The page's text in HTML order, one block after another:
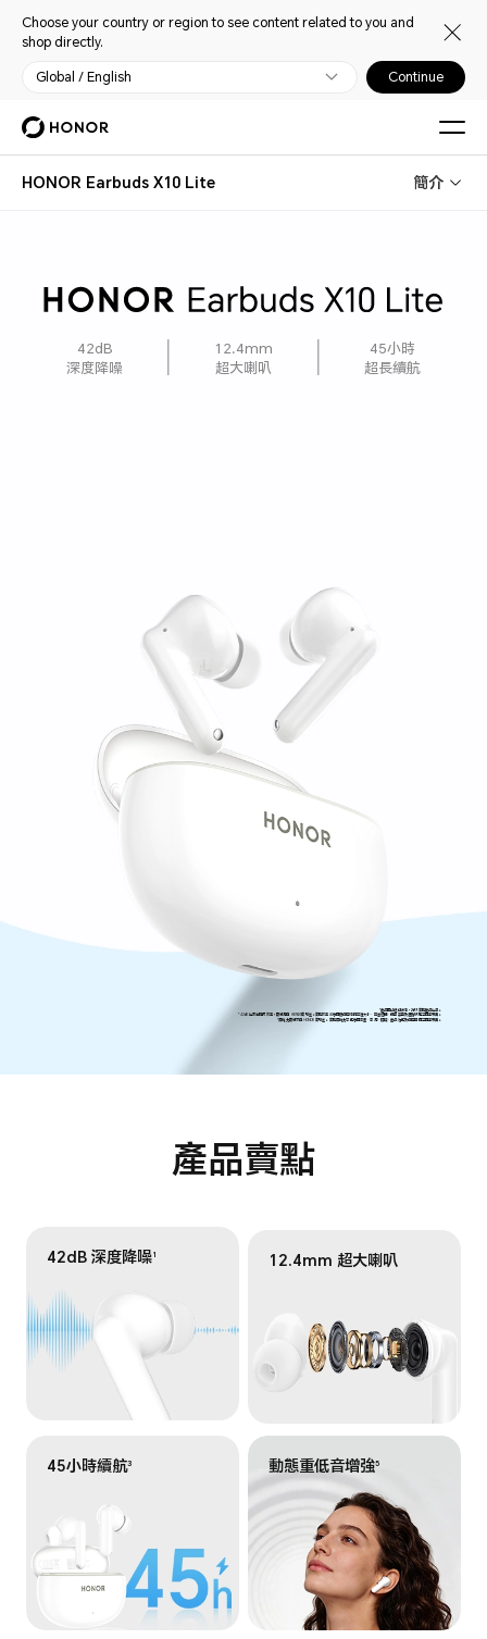
Choose your country or region to see content related to you and
shop directly.
Global / English Continue
HONOR Earbuds X10 Lite 簡介
42dB
深度降噪
12.4mm
超大喇叭
45小時
超長續航
*產品圖片僅供參考，請以實際產品為準。
*42dB 為最高降噪效果，數據源自 HONOR實驗室。實際效果或會因應使用者的耳道大小、耳塞選擇、佩戴姿勢及運動狀態等因素而異。
*續航力數據來自 HONOR 實驗室。實際續航力可能會因音量、音源、環境、產品功能及使用習慣等因素而異。
產品賣點
42dB 深度降噪1 12.4mm 超大喇叭
45小時續航3 動態重低音增強5